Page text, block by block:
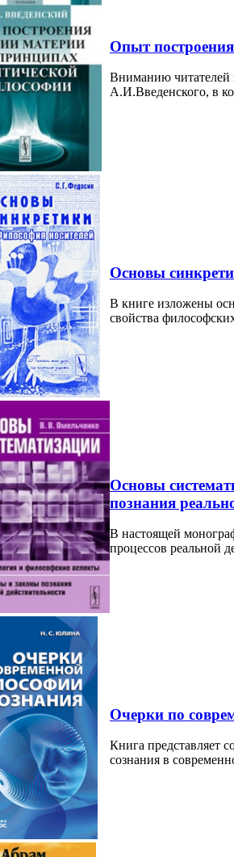
Опыт
Вниманию читателей
А.И.Введенского, в
Основы
В книге изложены
свойства
Основы
познания
В настоящей
процессов реальной
Очерки по
Книга представляет
сознания в